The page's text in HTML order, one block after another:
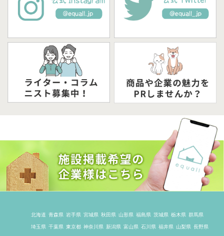
北海道 青森県 岩手県 宮城県 秋田県 山形県 福島県 茨城県 栃木県 群馬県
埼玉県 千葉県 東京都 神奈川県 新潟県 富山県 石川県 福井県 山梨県 長野県